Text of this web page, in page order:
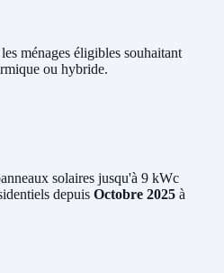
ménages éligibles souhaitant
ou hybride.
solaires jusqu'à 9 kWc
depuis Octobre 2025 à